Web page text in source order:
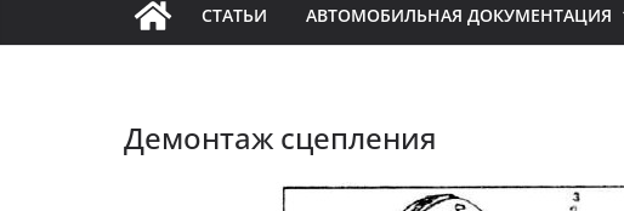
СТАТЬИ АВТОМОБИЛЬНАЯ ДОКУМЕНТАЦИЯ
Демонтаж сцепления